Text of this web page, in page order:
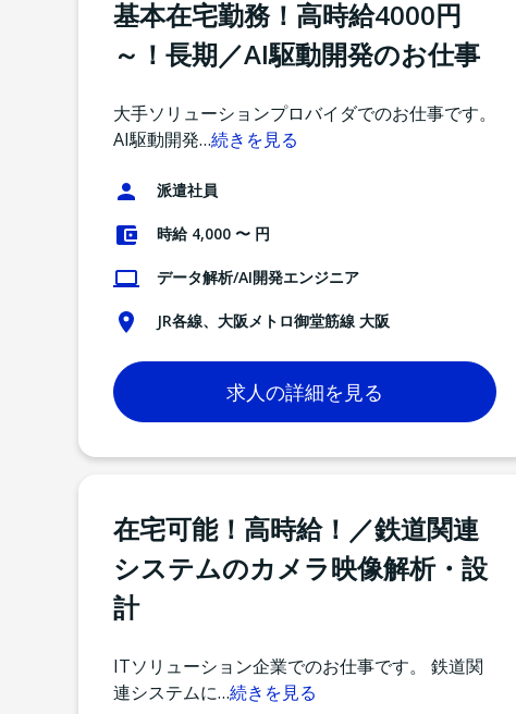
基本在宅勤務！高時給4000円
～！長期／AI駆動開発のお仕事
大手ソリューションプロバイダでのお仕事です。
AI駆動開発…続きを見る
派遣社員
時給 4,000 〜 円
データ解析/AI開発エンジニア
JR各線、大阪メトロ御堂筋線 大阪
求人の詳細を見る
在宅可能！高時給！／鉄道関連
システムのカメラ映像解析・設
計
ITソリューション企業でのお仕事です。 鉄道関
連システムに…続きを見る